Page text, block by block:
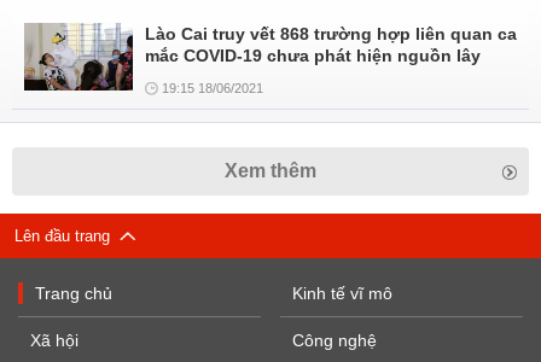
Lào Cai truy vết 868 trường hợp liên quan ca
mắc COVID-19 chưa phát hiện nguồn lây
19:15 18/06/2021
Xem thêm
Lên đầu trang
Trang chủ
Xã hội
Kinh tế vĩ mô
Công nghệ